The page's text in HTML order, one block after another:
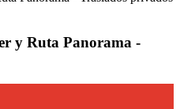
y Ruta Panorama -